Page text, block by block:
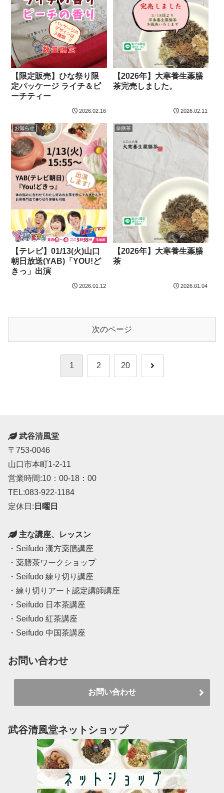
【限定販売】ひな祭り限
定パッケージ ライチ＆ピ
ーチティー
2026.02.16
【2026年】大寒養生薬膳
茶完売しました。
2026.02.11
お知らせ
【テレビ】01/13(火)山口
朝日放送(YAB)「YOU!ど
きっ」出演
2026.01.12
薬膳茶
【2026年】大寒養生薬膳
茶
2026.01.04
次のページ
1 2 20 次
武谷清風堂
〒753-0046
山口市本町1-2-11
営業時間:10：00-18：00
TEL:083-922-1184
定休日: 日曜日
主な講座、レッスン
・Seifudo 漢方薬膳講座
・薬膳茶ワークショップ
・Seifudo 練り切り講座
・練り切りアート認定講師講座
・Seifudo 日本茶講座
・Seifudo 紅茶講座
・Seifudo 中国茶講座
お問い合わせ
お問い合わせ
武谷清風堂ネットショップ